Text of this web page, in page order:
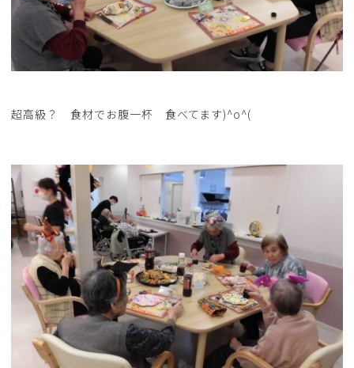
超高級？ 食材でお腹一杯 食べてます)^o^(